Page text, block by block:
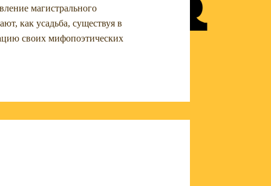
магистрального
как усадьба, существуя в
своих мифопоэтических